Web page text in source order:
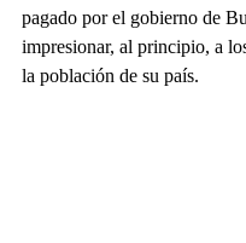
pagado por el gobierno de
impresionar, al principio, a
la población de su país.